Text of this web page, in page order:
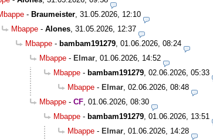
- Braumeister 31.05.2026, 12:10
Mbappe - Alones 31.05.2026, 12:37
Mbappe - bambam191279 01.06.2026, 08:24
Mbappe - Elmar 01.06.2026, 14:52
Mbappe - bambam191279 02.06.2026, 05:33
Mbappe - Elmar 02.06.2026, 08:48
Mbappe - CF 01.06.2026, 08:30
Mbappe - bambam191279 01.06.2026, 13:51
Mbappe - Elmar 01.06.2026, 14:28